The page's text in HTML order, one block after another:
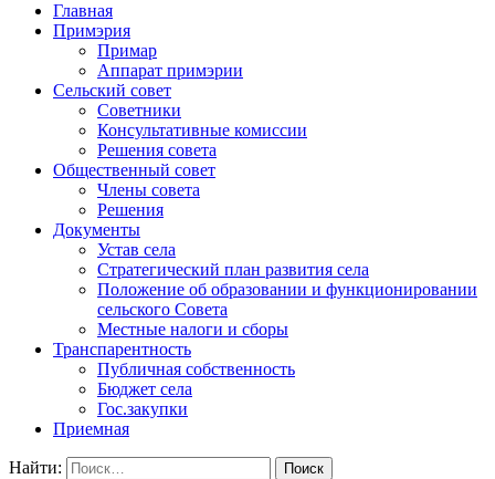
Примэрия Чишмикиой
Главная
Примэрия
Примар
Аппарат примэрии
Сельский совет
Советники
Консультативные комиссии
Решения совета
Общественный совет
Члены совета
Решения
Документы
Устав села
Стратегический план развития села
Положение об образовании и функционировании
сельского Совета
Местные налоги и сборы
Транспарентность
Публичная собственность
Бюджет села
Гос.закупки
Приемная
Найти: